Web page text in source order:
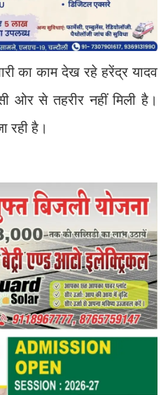
का काम देख रहे हरेंद्र यादव
ओर से तहरीर नहीं मिली है।
रही है।